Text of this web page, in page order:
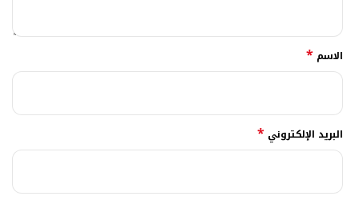
الاسم *
البريد الإلكتروني *